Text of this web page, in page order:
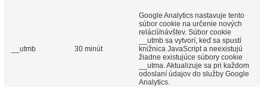
__utmb 30 minút
Google Analytics nastavuje tento
súbor cookie na určenie nových
relácií/návštev. Súbor cookie
__utmb sa vytvorí, keď sa spustí
knižnica JavaScript a neexistujú
žiadne existujúce súbory cookie
__utma. Aktualizuje sa pri každom
odoslaní údajov do služby Google
Analytics.